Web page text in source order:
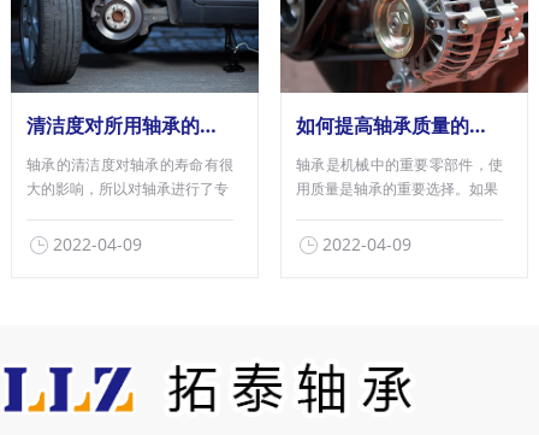
清洁度对所用轴承的性能有何影响？
轴承的清洁度对轴承的寿命有很
大的影响，所以对轴承进行了专
2022-04-09
如何提高轴承质量的因素
轴承是机械中的重要零部件，使
用质量是轴承的重要选择。如果
2022-04-09